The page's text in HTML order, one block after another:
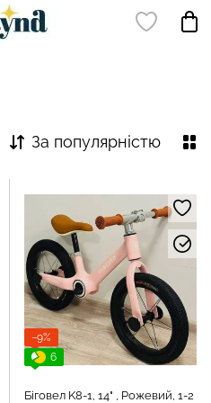
За популярністю
−9%
6
Біговел K8-1, 14" , Рожевий, 1-2